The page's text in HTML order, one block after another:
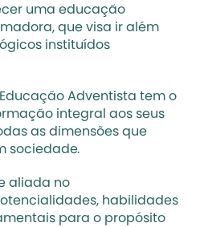
uma educação
que visa ir além
instituídos
Adventista tem o
integral aos seus
as dimensões que
sociedade.
aliada no
habilidades
para o propósito